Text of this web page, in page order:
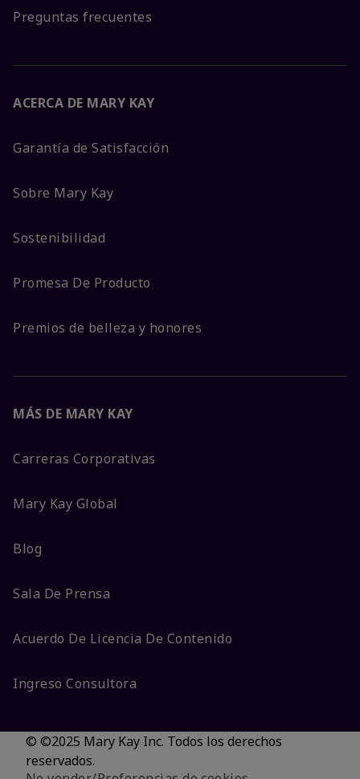
Preguntas frecuentes
ACERCA DE MARY KAY
Garantía de Satisfacción
Sobre Mary Kay
Sostenibilidad
Promesa De Producto
Premios de belleza y honores
MÁS DE MARY KAY
Carreras Corporativas
Mary Kay Global
Blog
Sala De Prensa
Acuerdo De Licencia De Contenido
Ingreso Consultora
© ©2025 Mary Kay Inc. Todos los derechos
reservados.